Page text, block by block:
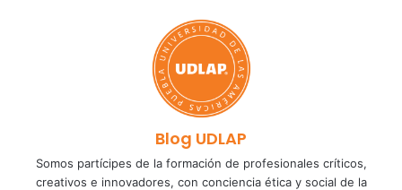
Blog UDLAP
Somos partícipes de la formación de profesionales críticos,
creativos e innovadores, con conciencia ética y social de la